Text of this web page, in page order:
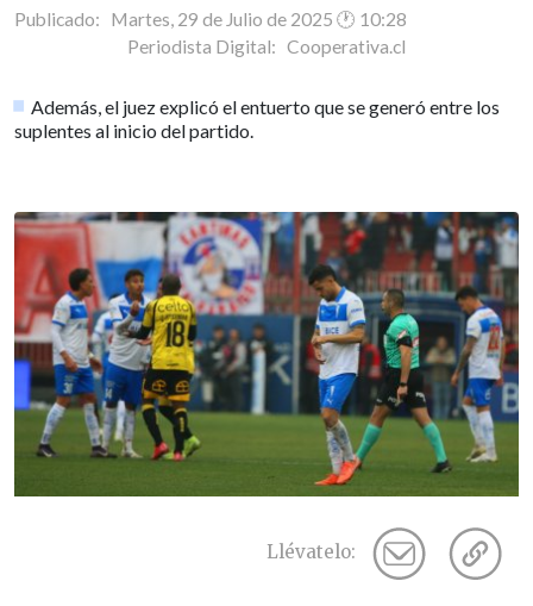
Publicado: Martes, 29 de Julio de 2025 🕐 10:28
Periodista Digital: Cooperativa.cl
Además, el juez explicó el entuerto que se generó entre los
suplentes al inicio del partido.
Llévatelo: